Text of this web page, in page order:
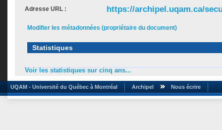
Adresse URL : https://archipel.uqam.ca/
Modifier les métadonnées (propriétaire du document)
Statistiques
Voir les statistiques sur cinq ans...
UQAM - Université du Québec à Montréal Archipel Nous écrire